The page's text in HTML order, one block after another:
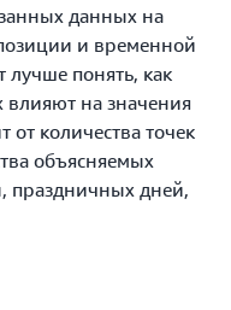
данных на
и временной
лучше понять, как
влияют на значения
от количества точек
объясняемых
праздничных дней,